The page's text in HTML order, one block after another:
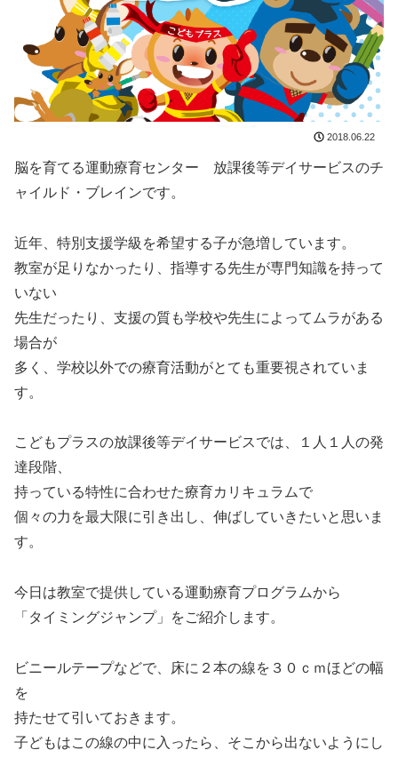
2018.06.22
脳を育てる運動療育センター 放課後等デイサービスのチ
ャイルド・ブレインです。
近年、特別支援学級を希望する子が急増しています。
教室が足りなかったり、指導する先生が専門知識を持って
いない
先生だったり、支援の質も学校や先生によってムラがある
場合が
多く、学校以外での療育活動がとても重要視されていま
す。
こどもプラスの放課後等デイサービスでは、１人１人の発
達段階、
持っている特性に合わせた療育カリキュラムで
個々の力を最大限に引き出し、伸ばしていきたいと思いま
す。
今日は教室で提供している運動療育プログラムから
「タイミングジャンプ」をご紹介します。
ビニールテープなどで、床に２本の線を３０ｃｍほどの幅
を
持たせて引いておきます。
子どもはこの線の中に入ったら、そこから出ないようにし